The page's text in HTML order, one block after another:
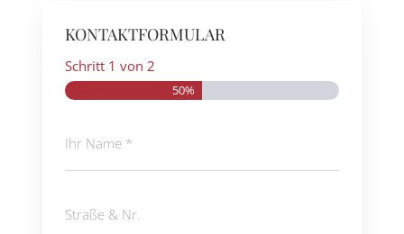
KONTAKTFORMULAR
Schritt 1 von 2
50%
Name
(erforderlich)
&